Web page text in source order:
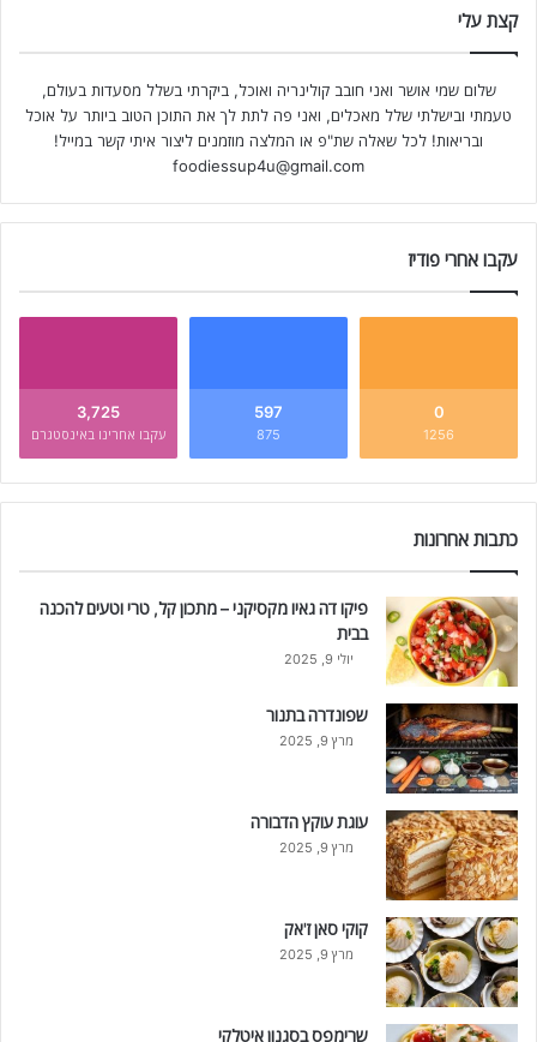
קצת עלי
שלום שמי אושר ואני חובב קולינריה ואוכל, ביקרתי בשלל מסעדות בעולם,
טעמתי ובישלתי שלל מאכלים, ואני פה לתת לך את התוכן הטוב ביותר על אוכל
ובריאות! לכל שאלה שת"פ או המלצה מוזמנים ליצור איתי קשר במייל!
foodiessup4u@gmail.com
עקבו אחרי פודיז
0
1256
597
875
3,725
עקבו אחרינו באינסטגרם
כתבות אחרונות
פיקו דה גאיו מקסיקני – מתכון קל, טרי וטעים להכנה
בבית
יולי 9, 2025
שפונדרה בתנור
מרץ 9, 2025
עוגת עוקץ הדבורה
מרץ 9, 2025
קוקי סאן ז'אק
מרץ 9, 2025
שרימפס בסגנון איטלקי